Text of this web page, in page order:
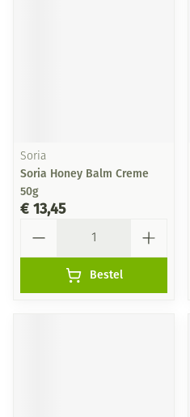
Soria
Soria Honey Balm Creme
50g
€ 13,45
Bestel